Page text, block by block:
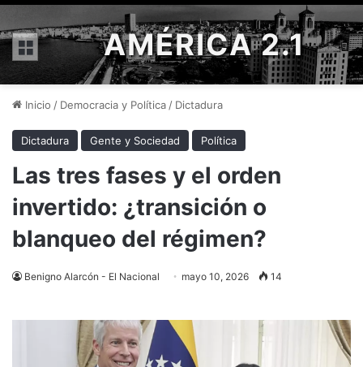
Menú AMÉRICA 2.1
Inicio / Democracia y Política / Dictadura
Dictadura Gente y Sociedad Política
Las tres fases y el orden
invertido: ¿transición o
blanqueo del régimen?
Benigno Alarcón - El Nacional mayo 10, 2026 14